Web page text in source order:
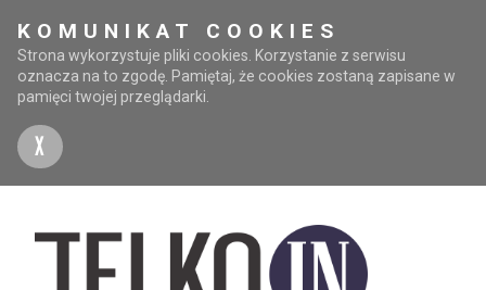
KOMUNIKAT COOKIES
Strona wykorzystuje pliki cookies. Korzystanie z serwisu
oznacza na to zgodę. Pamiętaj, że cookies zostaną zapisane w
pamięci twojej przeglądarki.
X